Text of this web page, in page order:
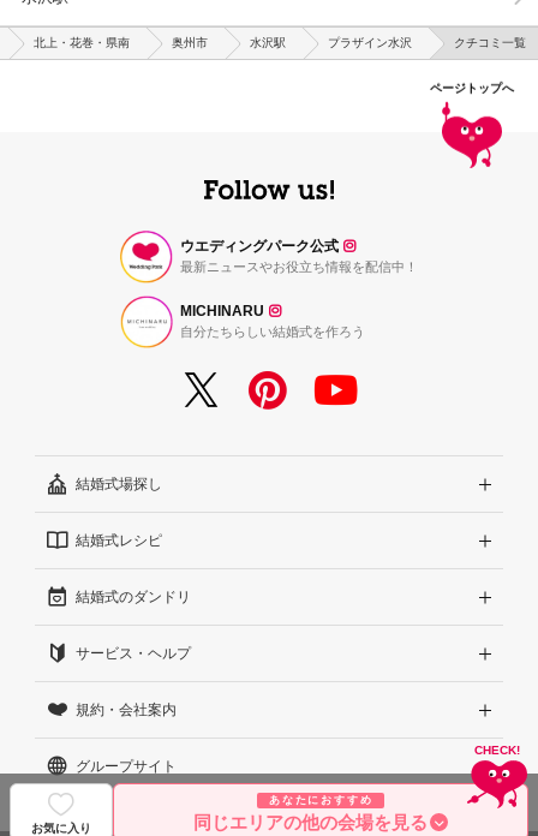
お気に入り
あなたにおすすめ
同じエリアの他の会場を見る
北上・花巻・県南 奥州市 水沢駅 プラザイン水沢 クチコミ一覧
ページトップへ
ウエディングパーク公式
最新ニュースやお役立ち情報を配信中！
MICHINARU
自分たちらしい結婚式を作ろう
結婚式場探し
エリアから探す
こだわりから探す
雰囲気から探す
見積りから探す
ランキングから探す
アワード受賞会場から探す
結婚式レシピ
結婚式準備レポート『ハナレポ』
結婚式当日の動画『ムビレポ』
結婚式のダンドリ
結婚準備ガイド
Wedding Park Magazine
結婚お悩みQ&A
サービス・ヘルプ
サイトコンセプト
はじめての方へ
運営方針（クチコミへの取り組み）
規約・会社案内
利用規約
プライバシーポリシー
グループサイト
Wedding Park 海外©2026 WEDDING PARK CO., LTD.